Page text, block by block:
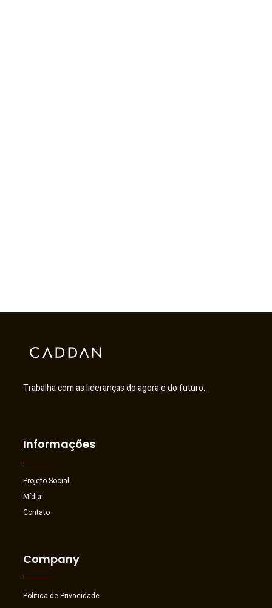
Trabalha com as lideranças do agora e do futuro.
Informações
Projeto Social
Mídia
Contato
Company
Política de Privacidade